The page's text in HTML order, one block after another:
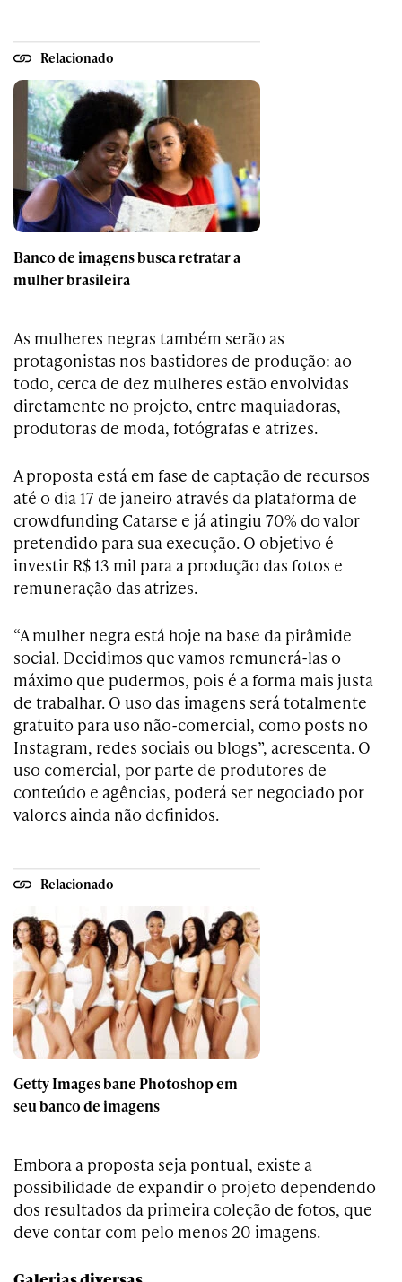
Relacionado
Banco de imagens busca retratar a
mulher brasileira
As mulheres negras também serão as
protagonistas nos bastidores de produção: ao
todo, cerca de dez mulheres estão envolvidas
diretamente no projeto, entre maquiadoras,
produtoras de moda, fotógrafas e atrizes.
A proposta está em fase de captação de recursos
até o dia 17 de janeiro através da plataforma de
crowdfunding Catarse e já atingiu 70% do valor
pretendido para sua execução. O objetivo é
investir R$ 13 mil para a produção das fotos e
remuneração das atrizes.
“A mulher negra está hoje na base da pirâmide
social. Decidimos que vamos remunerá-las o
máximo que pudermos, pois é a forma mais justa
de trabalhar. O uso das imagens será totalmente
gratuito para uso não-comercial, como posts no
Instagram, redes sociais ou blogs”, acrescenta. O
uso comercial, por parte de produtores de
conteúdo e agências, poderá ser negociado por
valores ainda não definidos.
Relacionado
Getty Images bane Photoshop em
seu banco de imagens
Embora a proposta seja pontual, existe a
possibilidade de expandir o projeto dependendo
dos resultados da primeira coleção de fotos, que
deve contar com pelo menos 20 imagens.